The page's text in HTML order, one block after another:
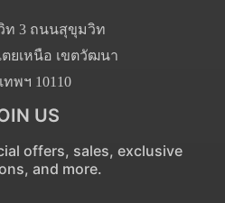
ท 3 ถนนสุขุมวิท
ตยเหนือ เขตวัฒนา
ทพฯ 10110
US
offers, sales, exclusive
and more.